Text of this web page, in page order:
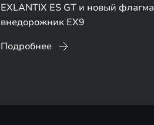
EXLANTIX ES GT и новый
внедорожник EX9
Подробнее